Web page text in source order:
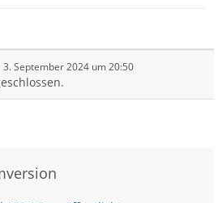
3. September 2024 um 20:50